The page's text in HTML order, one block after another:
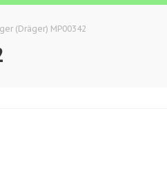
(Dräger) MP00342